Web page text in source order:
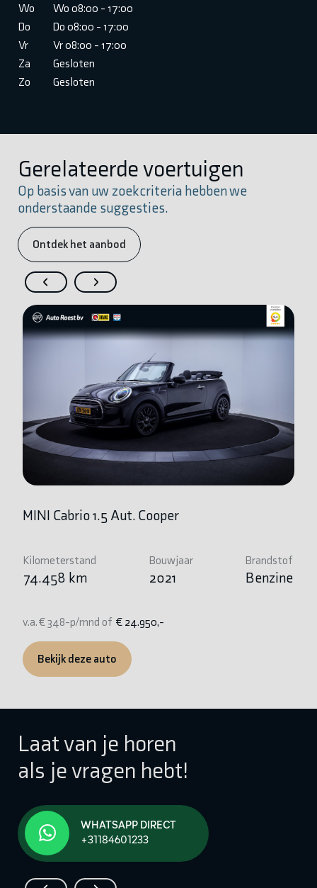
Wo
Wo 08:00 - 17:00
Do
Do 08:00 - 17:00
Vr
Vr 08:00 - 17:00
Za
Gesloten
Zo
Gesloten
Gerelateerde voertuigen
Op basis van uw zoekcriteria hebben we
onderstaande suggesties.
Ontdek het aanbod
MINI Cabrio 1.5 Aut. Cooper
Kilometerstand
74.458 km
Bouwjaar
2021
Brandstof
Benzine
v.a. € 348-p/mnd of € 24.950,-
Bekijk deze auto
Laat van je horen
als je vragen hebt!
WHATSAPP DIRECT
+31184601233